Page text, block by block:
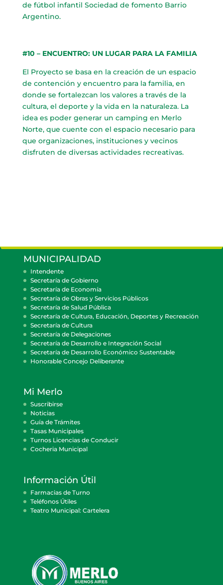
de fútbol infantil Sociedad de fomento Barrio
Argentino.
#10 – ENCUENTRO: UN LUGAR PARA LA FAMILIA
El Proyecto se basa en la creación de un espacio
de contención y encuentro para la familia, en
donde se fortalezcan los valores a través de la
cultura, el deporte y la vida en la naturaleza. La
idea es poder generar un camping en Merlo
Norte, que cuente con el espacio necesario para
que organizaciones, instituciones y vecinos
disfruten de diversas actividades recreativas.
MUNICIPALIDAD
Intendente
Secretaría de Gobierno
Secretaría de Economía
Secretaría de Obras y Servicios Públicos
Secretaría de Salud Pública
Secretaría de Cultura, Educación, Deportes y Recreación
Secretaría de Cultura
Secretaría de Delegaciones
Secretaría de Desarrollo e Integración Social
Secretaría de Desarrollo Económico Sustentable
Honorable Concejo Deliberante
Mi Merlo
Suscribirse
Noticias
Guía de Trámites
Tasas Municipales
Turnos Licencias de Conducir
Cocheria Municipal
Información Útil
Farmacias de Turno
Teléfonos Útiles
Teatro Municipal: Cartelera